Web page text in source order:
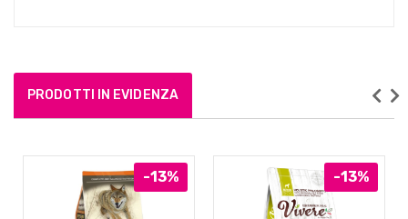
PRODOTTI IN EVIDENZA
-13% -13%